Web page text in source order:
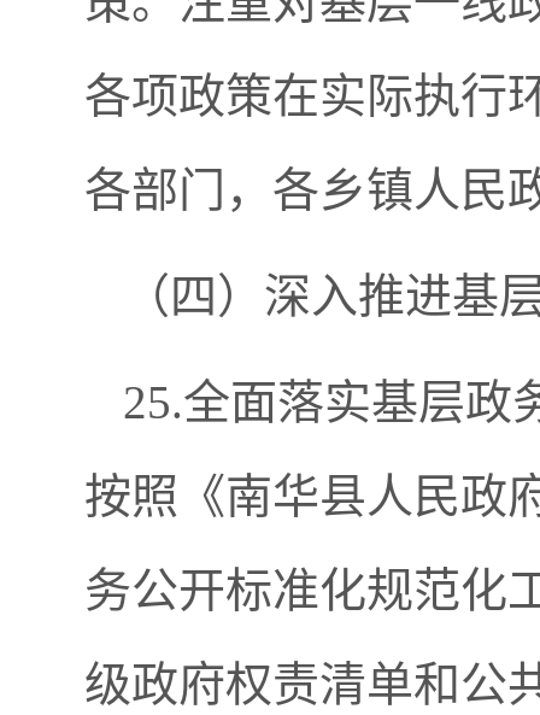
各项政策在实际执行
各部门，各乡镇人民
（四）深入推进基
25.全面落实基层政
按照《南华县人民政
务公开标准化规范化
级政府权责清单和公